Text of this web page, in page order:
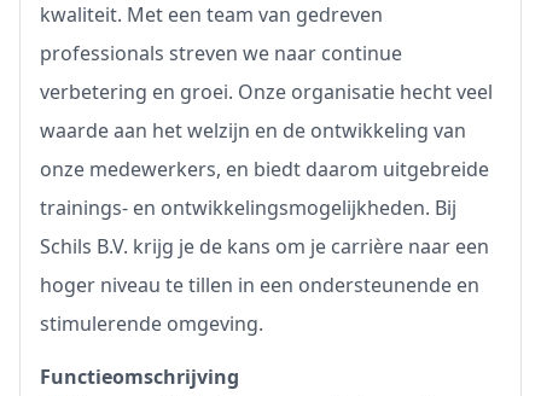
kwaliteit. Met een team van gedreven
professionals streven we naar continue
verbetering en groei. Onze organisatie hecht veel
waarde aan het welzijn en de ontwikkeling van
onze medewerkers, en biedt daarom uitgebreide
trainings- en ontwikkelingsmogelijkheden. Bij
Schils B.V. krijg je de kans om je carrière naar een
hoger niveau te tillen in een ondersteunende en
stimulerende omgeving.
Functieomschrijving